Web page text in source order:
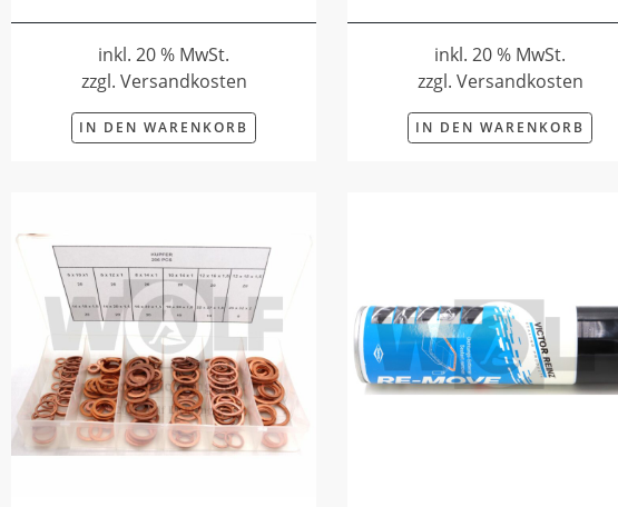
inkl. 20 % MwSt.
zzgl. Versandkosten
IN DEN WARENKORB
inkl. 20 % MwSt.
zzgl. Versandkosten
IN DEN WARENKORB